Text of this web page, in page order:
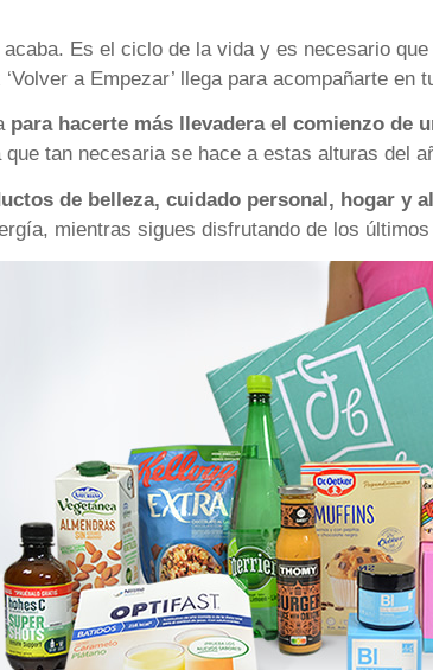
acaba. Es el ciclo de la vida y es necesario
a Empezar’ llega para acompañarte en
para hacerte más llevadera el comienzo de
que tan necesaria se hace a estas alturas del
de belleza, cuidado personal, hogar y
mientras sigues disfrutando de los